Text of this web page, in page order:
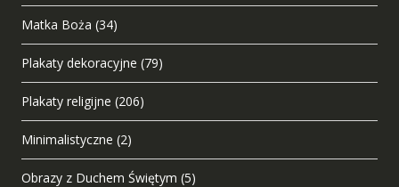
Matka Boża (34)
Plakaty dekoracyjne (79)
Plakaty religijne (206)
Minimalistyczne (2)
Obrazy z Duchem Świętym (5)